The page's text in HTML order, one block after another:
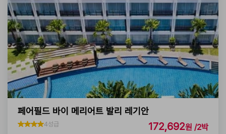
페어필드 바이 메리어트 발리 레기안
4성급 172,692원 /2박